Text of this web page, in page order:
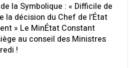
la Symbolique : « Difficile de
la décision du Chef de l’État
» Le MinÉtat Constant
au conseil des Ministres
!